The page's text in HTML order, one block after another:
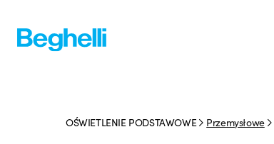
OŚWIETLENIE PODSTAWOWE Przemysłowe